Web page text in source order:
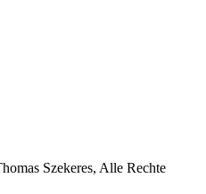
Szekeres, Alle Rechte